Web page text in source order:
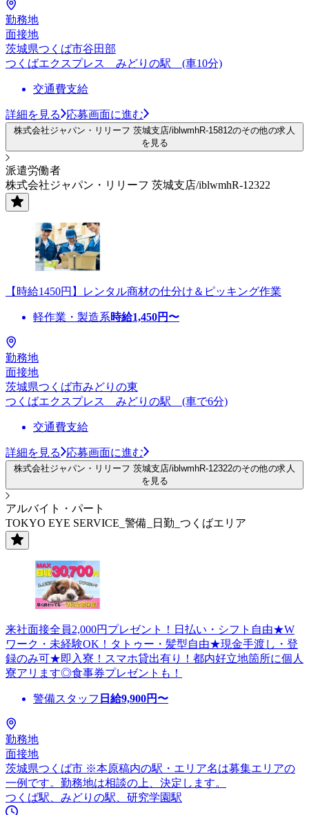
勤務地
面接地
茨城県つくば市谷田部
つくばエクスプレス みどりの駅 (車10分)
交通費支給
詳細を見る 応募画面に進む
株式会社ジャパン・リリーフ 茨城支店/iblwmhR-15812のその他の求人
を見る
派遣労働者
株式会社ジャパン・リリーフ 茨城支店/iblwmhR-12322
【時給1450円】レンタル商材の仕分け＆ピッキング作業
軽作業・製造系時給1,450円〜
勤務地
面接地
茨城県つくば市みどりの東
つくばエクスプレス みどりの駅 (車で6分)
交通費支給
詳細を見る 応募画面に進む
株式会社ジャパン・リリーフ 茨城支店/iblwmhR-12322のその他の求人
を見る
アルバイト・パート
TOKYO EYE SERVICE_警備_日勤_つくばエリア
来社面接全員2,000円プレゼント！日払い・シフト自由★W
ワーク・未経験OK！タトゥー・髪型自由★現金手渡し・登
録のみ可★即入寮！スマホ貸出有り！都内好立地箇所に個人
寮アリます◎食事券プレゼントも！
警備スタッフ 日給9,900円〜
勤務地
面接地
茨城県つくば市 ※本原稿内の駅・エリア名は募集エリアの
一例です。勤務地は相談の上、決定します。
つくば駅、みどりの駅、研究学園駅